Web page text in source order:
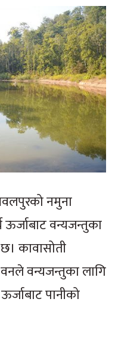
नमुना
ऊर्जाबाट वन्यजन्तुका
कावासोती
वन्यजन्तुका लागि
पानीको